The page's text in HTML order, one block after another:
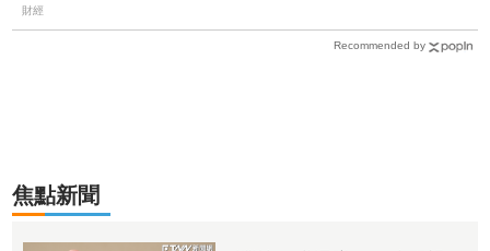
財經
Recommended by
焦點新聞